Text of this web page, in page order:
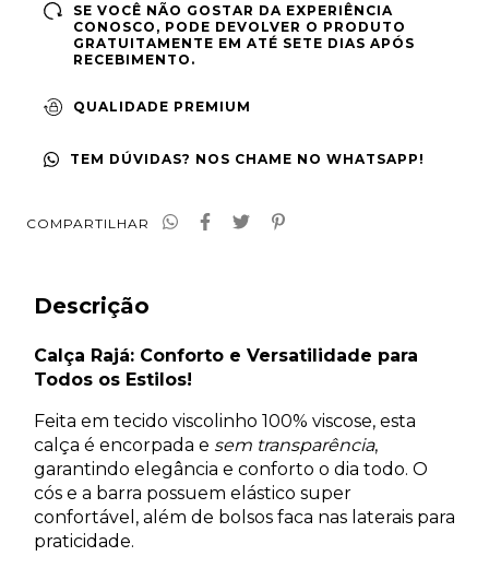
SE VOCÊ NÃO GOSTAR DA EXPERIÊNCIA
CONOSCO, PODE DEVOLVER O PRODUTO
GRATUITAMENTE EM ATÉ SETE DIAS APÓS
RECEBIMENTO.
QUALIDADE PREMIUM
TEM DÚVIDAS? NOS CHAME NO WHATSAPP!
COMPARTILHAR
Descrição
Calça Rajá: Conforto e Versatilidade para
Todos os Estilos!
Feita em tecido viscolinho 100% viscose, esta
calça é encorpada e sem transparência,
garantindo elegância e conforto o dia todo. O
cós e a barra possuem elástico super
confortável, além de bolsos faca nas laterais para
praticidade.